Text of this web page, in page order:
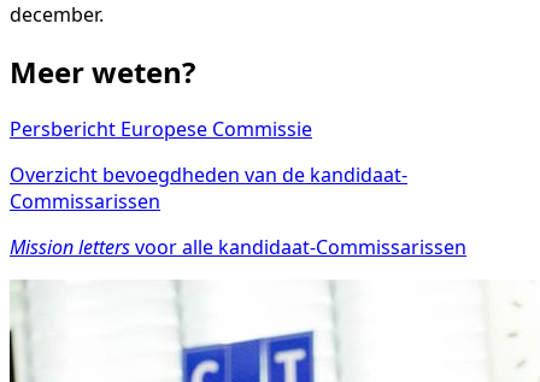
december.
Meer weten?
Persbericht Europese Commissie
Overzicht bevoegdheden van de kandidaat-
Commissarissen
Mission lettersvoor alle kandidaat-Commissarissen